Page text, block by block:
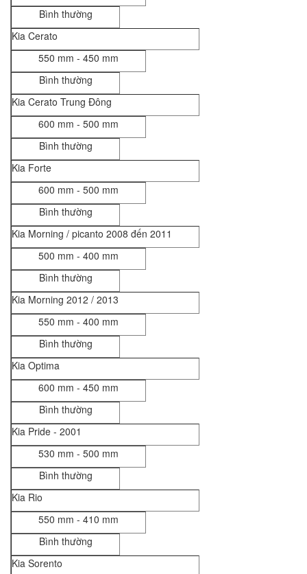
Bình thường
Kia Cerato
550 mm - 450 mm
Bình thường
Kia Cerato Trung Đông
600 mm - 500 mm
Bình thường
Kia Forte
600 mm - 500 mm
Bình thường
Kia Morning / picanto 2008 đến 2011
500 mm - 400 mm
Bình thường
Kia Morning 2012 / 2013
550 mm - 400 mm
Bình thường
Kia Optima
600 mm - 450 mm
Bình thường
Kia Pride - 2001
530 mm - 500 mm
Bình thường
Kia Rio
550 mm - 410 mm
Bình thường
Kia Sorento